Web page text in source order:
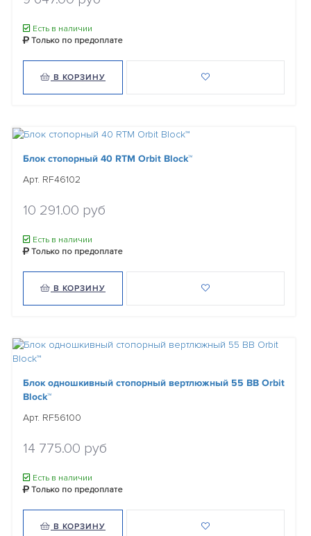
Есть в наличии
Только по предоплате
В КОРЗИНУ
Блок стопорный 40 RTM Orbit Block™
Арт. RF46102
10 291.00 руб
Есть в наличии
Только по предоплате
В КОРЗИНУ
Блок одношкивный стопорный вертлюжный 55 BB Orbit
Block™
Арт. RF56100
14 775.00 руб
Есть в наличии
Только по предоплате
В КОРЗИНУ